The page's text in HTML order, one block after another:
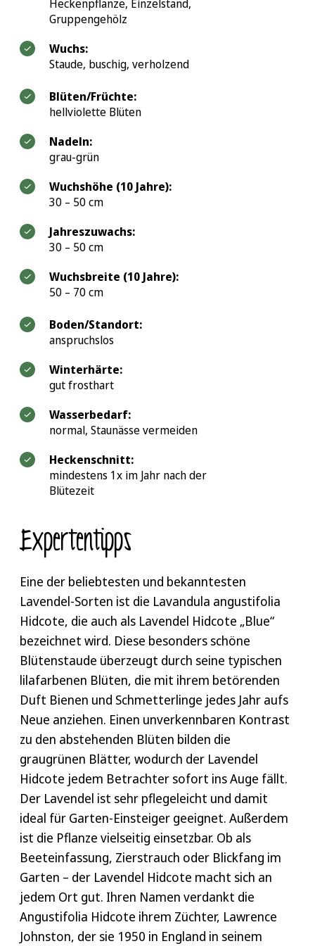
Heckenpflanze, Einzelstand,
Gruppengehölz
Wuchs:
Staude, buschig, verholzend
Blüten/Früchte:
hellviolette Blüten
Nadeln:
grau-grün
Wuchshöhe (10 Jahre):
30 – 50 cm
Jahreszuwachs:
30 – 50 cm
Wuchsbreite (10 Jahre):
50 – 70 cm
Boden/Standort:
anspruchslos
Winterhärte:
gut frosthart
Wasserbedarf:
normal, Staunässe vermeiden
Heckenschnitt:
mindestens 1x im Jahr nach der
Blütezeit
Expertentipps
Eine der beliebtesten und bekanntesten
Lavendel-Sorten ist die Lavandula angustifolia
Hidcote, die auch als Lavendel Hidcote „Blue“
bezeichnet wird. Diese besonders schöne
Blütenstaude überzeugt durch seine typischen
lilafarbenen Blüten, die mit ihrem betörenden
Duft Bienen und Schmetterlinge jedes Jahr aufs
Neue anziehen. Einen unverkennbaren Kontrast
zu den abstehenden Blüten bilden die
graugrünen Blätter, wodurch der Lavendel
Hidcote jedem Betrachter sofort ins Auge fällt.
Der Lavendel ist sehr pflegeleicht und damit
ideal für Garten-Einsteiger geeignet. Außerdem
ist die Pflanze vielseitig einsetzbar. Ob als
Beeteinfassung, Zierstrauch oder Blickfang im
Garten – der Lavendel Hidcote macht sich an
jedem Ort gut. Ihren Namen verdankt die
Angustifolia Hidcote ihrem Züchter, Lawrence
Johnston, der sie 1950 in England in seinem